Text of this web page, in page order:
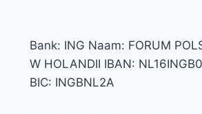
Bank: ING Naam: FORUM
W HOLANDII IBAN:
BIC: INGBNL2A